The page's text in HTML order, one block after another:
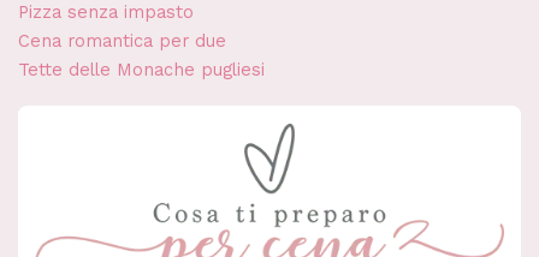
Pizza senza impasto
Cena romantica per due
Tette delle Monache pugliesi